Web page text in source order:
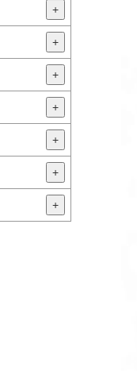
+
+
+
+
+
+
+